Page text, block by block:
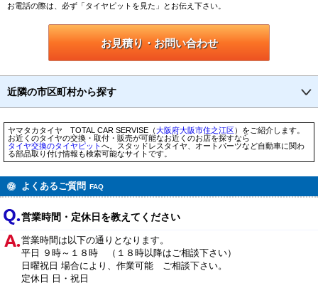
お電話の際は、必ず「タイヤピットを見た」とお伝え下さい。
お見積り・お問い合わせ
近隣の市区町村から探す
ヤマタカタイヤ TOTAL CAR SERVISE（大阪府大阪市住之江区 ）をご紹介します。
お近くのタイヤの交換・取付・販売が可能なお近くのお店を探すなら
タイヤ交換のタイヤピットへ。スタッドレスタイヤ、オートパーツなど自動車に関わ
る部品取り付け情報も検索可能なサイトです。
よくあるご質問 FAQ
営業時間・定休日を教えてください
営業時間は以下の通りとなります。
平日 ９時～１８時 （１８時以降はご相談下さい）
日曜祝日 場合により、作業可能 ご相談下さい。
定休日 日・祝日